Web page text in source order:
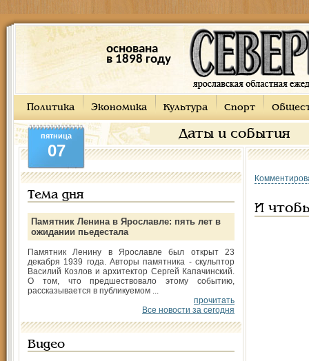
основана
в 1898 году
Политика Экономика Культура Спорт
Даты и события
пятница
07
Тема дня
Памятник Ленина в Ярославле: пять лет в
ожидании пьедестала
Памятник Ленину в Ярославле был открыт 23
декабря 1939 года. Авторы памятника - скульптор
Василий Козлов и архитектор Сергей Капачинский.
О том, что предшествовало этому событию,
рассказывается в публикуемом ...
прочитать
Все новости за сегодня
Видео
И